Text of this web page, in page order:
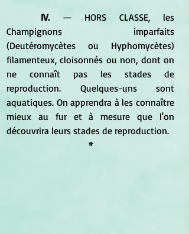
IV. — HORS CLASSE, les
Champignons imparfaits
(Deutéromycètes ou Hyphomycètes)
filamenteux, cloisonnés ou non, dont on
ne connaît pas les stades de
reproduction. Quelques-uns sont
aquatiques. On apprendra à les connaître
mieux au fur et à mesure que l'on
découvrira leurs stades de reproduction.
*